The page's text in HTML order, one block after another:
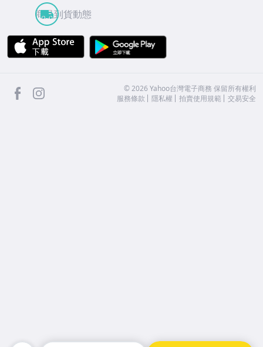
商品到貨動態
APP Store
facebook ©2026 Yahoo台灣電子商務 保留所有權利
服務條款
隱私權 拍賣使用規範 交易安全